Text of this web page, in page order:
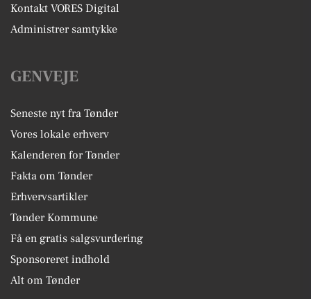
Kontakt VORES Digital
Administrer samtykke
GENVEJE
Seneste nyt fra Tønder
Vores lokale erhverv
Kalenderen for Tønder
Fakta om Tønder
Erhvervsartikler
Tønder Kommune
Få en gratis salgsvurdering
Sponsoreret indhold
Alt om Tønder